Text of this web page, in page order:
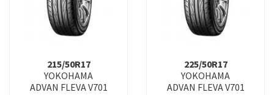
215/50R17
YOKOHAMA
ADVAN FLEVA V701
225/50R17
YOKOHAMA
ADVAN FLEVA V701